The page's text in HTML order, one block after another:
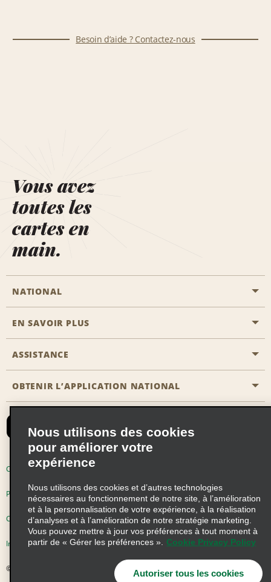
Besoin d’aide ? Contactez-nous
Vous avez
toutes les
cartes en
main.
NATIONAL
Passer une réservation
Solutions pour les professionnels
EN SAVOIR PLUS
Carrière
ASSISTANCE
Accessibilité
Nous contacter
Recevoir des offres par email
OBTENIR L’APPLICATION NATIONAL
Conditions d’utilisation
Politique d’utilisation des cookies
Choix de confidentialité
Information précontractuelle
© 2026 Enterprise Holdings, Inc. Tous droits réservés
Nous utilisons des cookies
pour améliorer votre
expérience
Nous utilisons des cookies et d’autres technologies
nécessaires au fonctionnement de notre site, à l’amélioration
et à la personnalisation de votre expérience, à la réalisation
d’analyses et à l’amélioration de notre stratégie marketing.
Vous pouvez mettre à jour vos préférences à tout moment à
partir de « Gérer les préférences ».
Cookie Privacy Policy
Autoriser tous les cookies